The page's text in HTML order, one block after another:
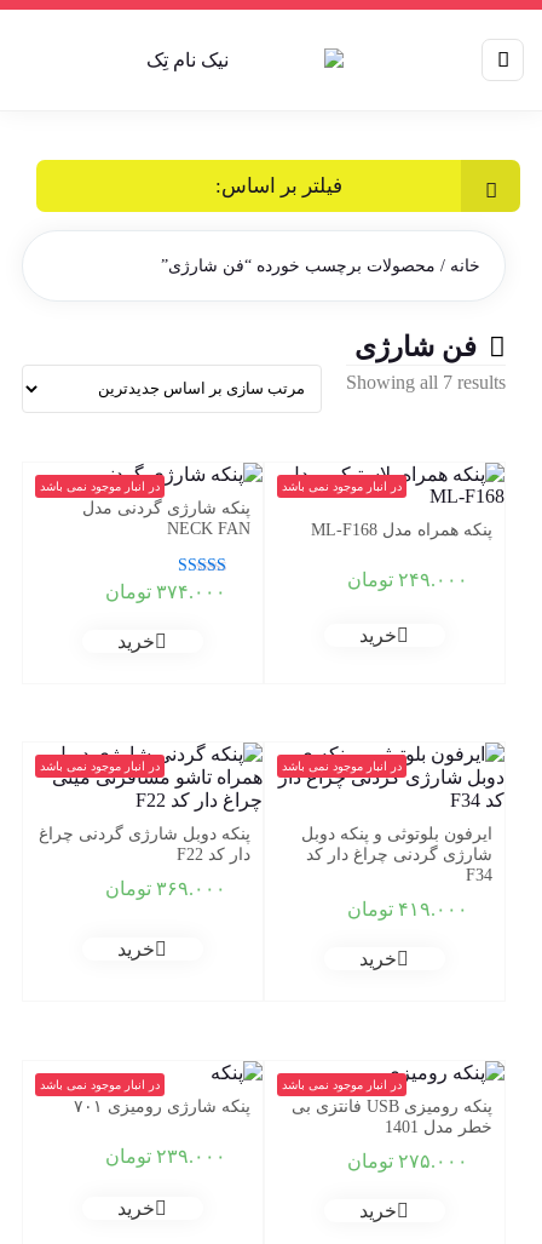
فیلتر بر اساس:
خانه/ محصولات برچسب خورده “فن شارژی”
فن شارژی
Showing all 7 results
Sorted
در انبار موجود نمی باشد
پنکه همراه مدل ML-F168
۲۴۹.۰۰۰ تومان
خرید
در انبار موجود نمی باشد
پنکه شارژی گردنی مدل
NECK FAN
نمره
۳۷۴.۰۰۰ تومان
خرید
در انبار موجود نمی باشد
ایرفون بلوتوثی و پنکه دوبل
شارژی گردنی چراغ دار کد
F34
۴۱۹.۰۰۰ تومان
خرید
در انبار موجود نمی باشد
پنکه دوبل شارژی گردنی چراغ
دار کد F22
۳۶۹.۰۰۰ تومان
خرید
در انبار موجود نمی باشد
پنکه رومیزی USB فانتزی بی
خطر مدل 1401
۲۷۵.۰۰۰ تومان
خرید
در انبار موجود نمی باشد
پنکه شارژی رومیزی ۷۰۱
۲۳۹.۰۰۰ تومان
خرید